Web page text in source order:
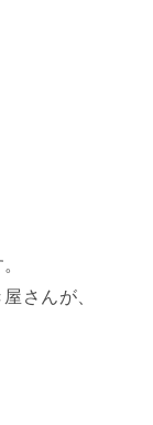
さんが、